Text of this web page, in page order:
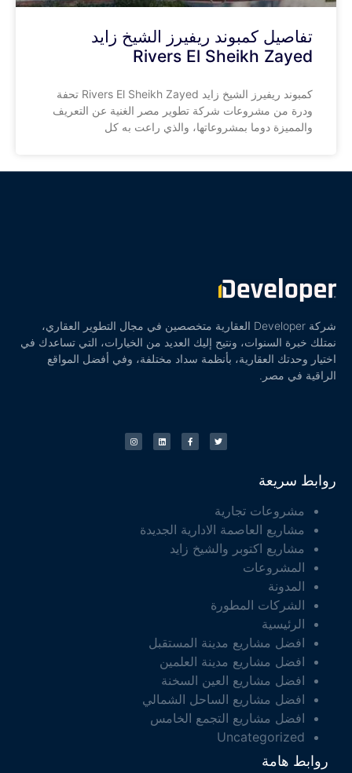
تفاصيل كمبوند ريفيرز الشيخ زايد
Rivers El Sheikh Zayed
كمبوند ريفيرز الشيخ زايد Rivers El Sheikh Zayed تحفة
ودرة من مشروعات شركة تطوير مصر الغنية عن التعريف
والمميزة دوما بمشروعاتها، والذي راعت به كل
شركة Developer العقارية متخصصين في مجال التطوير العقاري،
نمتلك خبرة السنوات، ونتيح إليك العديد من الخيارات، التي تساعدك في
اختيار وحدتك العقارية، بأنظمة سداد مختلفة، وفي أفضل المواقع
الراقية في مصر.
روابط سريعة
مشروعات تجارية
مشاريع العاصمة الادارية الجديدة
مشاريع اكتوبر والشيخ زايد
المشروعات
المدونة
الشركات المطورة
الرئيسية
افضل مشاريع مدينة المستقبل
افضل مشاريع مدينة العلمين
افضل مشاريع العين السخنة
افضل مشاريع الساحل الشمالي
افضل مشاريع التجمع الخامس
Uncategorized
روابط هامة